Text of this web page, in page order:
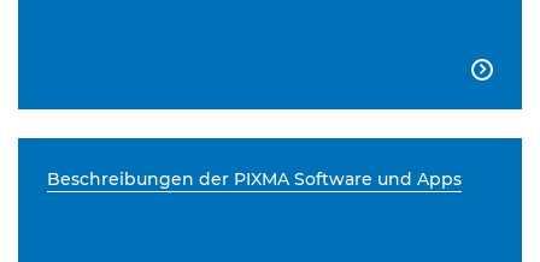

Beschreibungen der PIXMA Software und Apps